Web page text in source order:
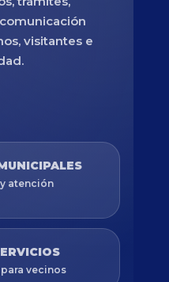
visitantes e
atención
vecinos